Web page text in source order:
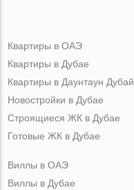
Квартиры в ОАЭ
Квартиры в Дубае
Квартиры в Даунтаун Дубай
Новостройки в Дубае
Строящиеся ЖК в Дубае
Готовые ЖК в Дубае
Виллы в ОАЭ
Виллы в Дубае